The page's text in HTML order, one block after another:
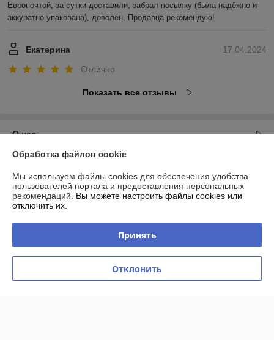
Европочтой, за сутки доставили, забрал посылку (была надёжно и
аккуратно упакована), доволен. Продавца рекомендую!
17.04.2024
Екатерина
Отлично
Показать все отзывы
О нас
Доставка и оплата
Полная версия сайта
Политика обработки cookies
Обработка файлов cookie
Мы используем файлы cookies для обеспечения удобства
пользователей портала и предоставления персональных
рекомендаций. Вы можете настроить файлы cookies или
отключить их.
Принять
Отклонить